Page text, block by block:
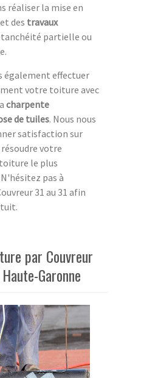
réaliser la mise en
et des travaux
partielle ou
également effectuer
votre toiture avec
charpente
de tuiles. Nous nous
satisfaction sur
votre
le plus
pas à
31 au 31 afin
par Couvreur
Garonne